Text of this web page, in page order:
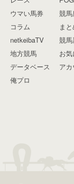
ウマい馬券
コラム
netkeibaTV
地方競馬
データベース
俺プロ
競
ま
競
お
アカ